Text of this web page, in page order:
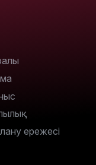
ережесі